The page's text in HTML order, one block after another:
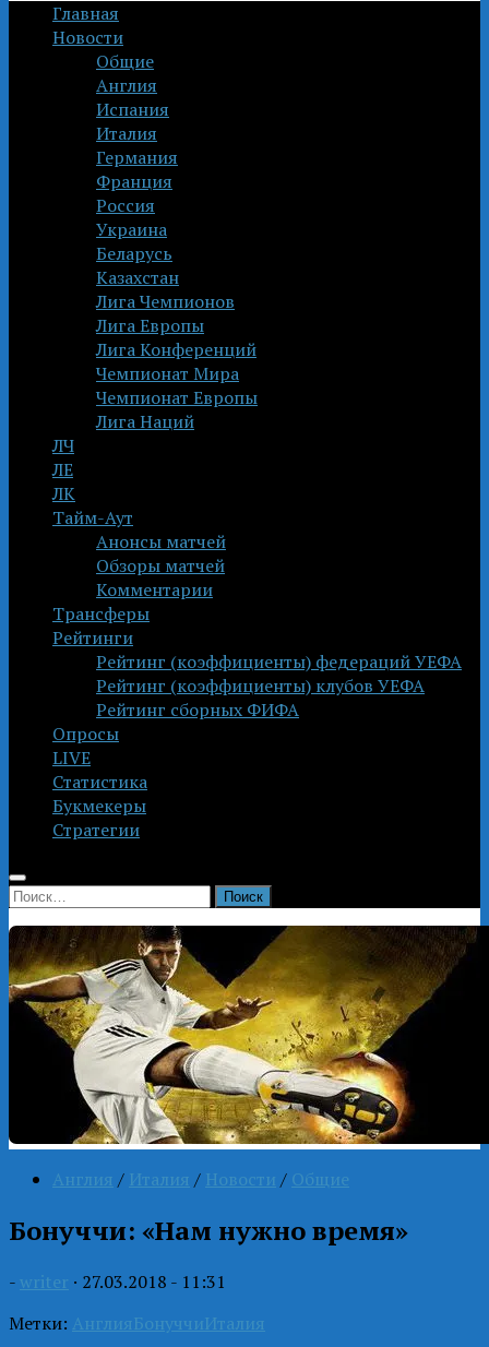
Главная
Новости
Общие
Англия
Испания
Италия
Германия
Франция
Россия
Украина
Беларусь
Казахстан
Лига Чемпионов
Лига Европы
Лига Конференций
Чемпионат Мира
Чемпионат Европы
Лига Наций
ЛЧ
ЛЕ
ЛК
Тайм-Аут
Анонсы матчей
Обзоры матчей
Комментарии
Трансферы
Рейтинги
Рейтинг (коэффициенты) федераций УЕФА
Рейтинг (коэффициенты) клубов УЕФА
Рейтинг сборных ФИФА
Опросы
LIVE
Статистика
Букмекеры
Стратегии
Найти:
Англия / Италия / Новости / Общие
Бонуччи: «Нам нужно время»
- writer · 27.03.2018 - 11:31
Метки: АнглияБонуччиИталия